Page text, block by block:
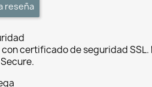
reseña
certificado de seguridad